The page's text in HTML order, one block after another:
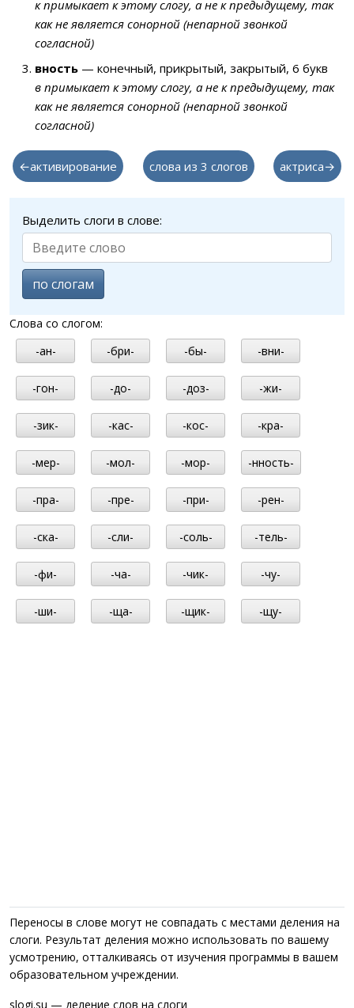
к примыкает к этому слогу, а не к предыдущему, так
как не является сонорной (непарной звонкой
согласной)
вность — конечный, прикрытый, закрытый, 6 букв
в примыкает к этому слогу, а не к предыдущему, так
как не является сонорной (непарной звонкой
согласной)
←активирование слова из 3 слогов актриса→
Выделить слоги в слове:
по слогам
Слова со слогом:
-ан-
-бри- -бы- -вни-
-гон- -до- -доз- -жи-
-зик- -кас- -кос- -кра-
-мер- -мол- -мор- -нность-
-пра- -пре- -при- -рен-
-ска- -сли- -соль- -тель-
-фи- -ча- -чик- -чу-
-ши- -ща- -щик- -щу-
Переносы в слове могут не совпадать с местами деления на
слоги. Результат деления можно использовать по вашему
усмотрению, отталкиваясь от изучения программы в вашем
образовательном учреждении.
slogi.su — деление слов на слоги